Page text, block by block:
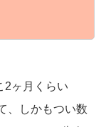
2ヶ月くらい
、しかもつい数